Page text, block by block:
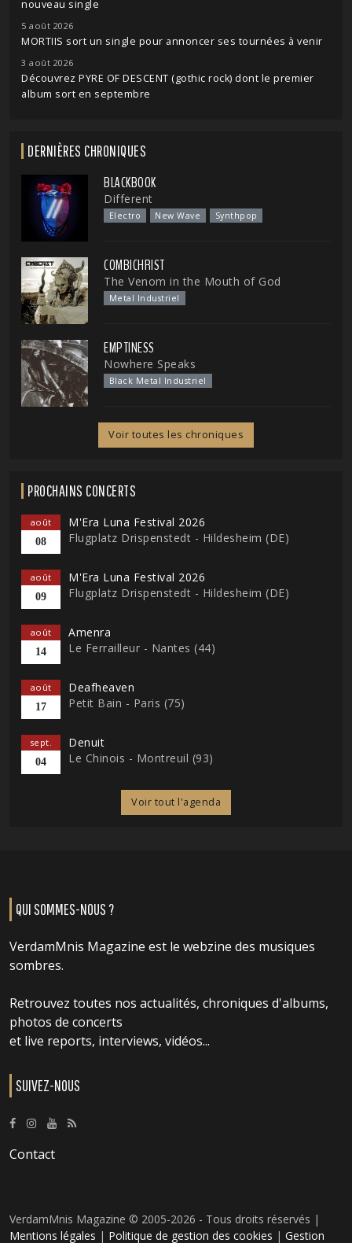
nouveau single
5 août 2026
MORTIIS sort un single pour annoncer ses tournées à venir
3 août 2026
Découvrez PYRE OF DESCENT (gothic rock) dont le premier
album sort en septembre
DERNIÈRES CHRONIQUES
BLACKBOOK
Different
Electro New Wave Synthpop
COMBICHRIST
The Venom in the Mouth of God
Metal Industriel
EMPTINESS
Nowhere Speaks
Black Metal Industriel
Voir toutes les chroniques
PROCHAINS CONCERTS
août
08
M'Era Luna Festival 2026
Flugplatz Drispenstedt - Hildesheim (DE)
août
09
M'Era Luna Festival 2026
Flugplatz Drispenstedt - Hildesheim (DE)
août
14
Amenra
Le Ferrailleur - Nantes (44)
août
17
Deafheaven
Petit Bain - Paris (75)
sept.
04
Denuit
Le Chinois - Montreuil (93)
Voir tout l'agenda
QUI SOMMES-NOUS ?
VerdamMnis Magazine est le webzine des musiques
sombres.
Retrouvez toutes nos actualités, chroniques d'albums,
photos de concerts
et live reports, interviews, vidéos...
SUIVEZ-NOUS
Contact
VerdamMnis Magazine © 2005-2026 - Tous droits réservés |
Mentions légales | Politique de gestion des cookies | Gestion